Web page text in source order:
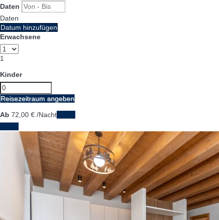
Daten
Daten
Datum hinzufügen
Erwachsene
1
Kinder
Reisezeitraum angeben
Ab 72, 00 € /Nacht